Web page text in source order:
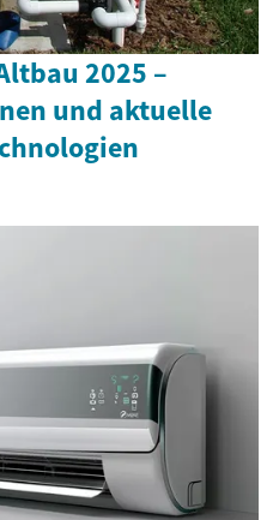
2025 –
und aktuelle